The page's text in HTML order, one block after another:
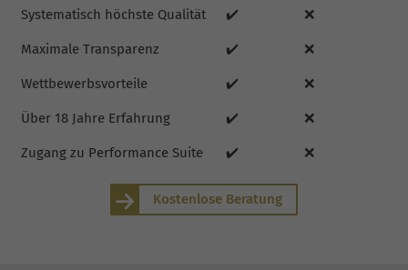
Systematisch höchste Qualität ✔️ ❌
Maximale Transparenz ✔️ ❌
Wettbewerbsvorteile ✔️ ❌
Über 18 Jahre Erfahrung ✔️ ❌
Zugang zu Performance Suite ✔️ ❌
Kostenlose Beratung
Profi-SEO startet bei uns
Backlinks, Beratung und